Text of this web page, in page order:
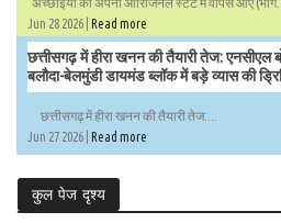
Jun 28 2026 | Read more
छत्तीसगढ़ में हीरा खनन की तैयारी तेज: एनसीएल
बलौदा-बेलमुंडी डायमंड ब्लॉक में बड़े व्यास की
छत्तीसगढ़ में हीरा खनन की तैयारी तेज:...
Jun 27 2026 | Read more
कुल पेज दृश्य